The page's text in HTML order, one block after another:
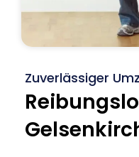
Zuverlässiger